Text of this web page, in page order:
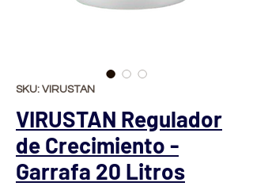
SKU: VIRUSTAN
VIRUSTAN Regulador
de Crecimiento -
Garrafa 20 Litros